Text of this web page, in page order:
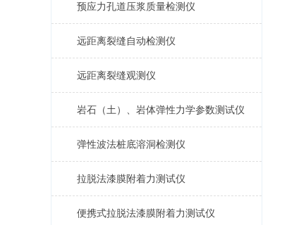
预应力孔道压浆质量检测仪
远距离裂缝自动检测仪
远距离裂缝观测仪
岩石（土）、岩体弹性力学参数测试仪
弹性波法桩底溶洞检测仪
拉脱法漆膜附着力测试仪
便携式拉脱法漆膜附着力测试仪